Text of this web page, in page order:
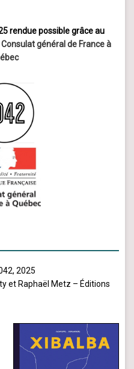
rendue possible grâce au
Consulat général de France à
2025
et Raphaël Metz – Éditions